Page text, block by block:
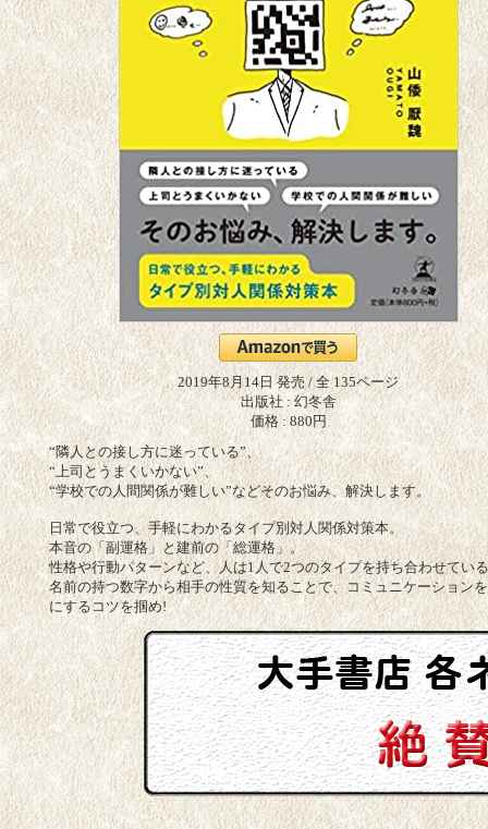
2019年8月14日 発売 / 全 135ページ
出版社 : 幻冬舎
価格 : 880円
“隣人との接し方に迷っている”、
“上司とうまくいかない”、
“学校での人間関係が難しい”などそのお悩み、解決します。
日常で役立つ、手軽にわかるタイプ別対人関係対策本。
本音の「副運格」と建前の「総運格」。
性格や行動パターンなど、人は1人で2つのタイプを持ち合わせてい
名前の持つ数字から相手の性質を知ることで、コミュニケーション
にするコツを掴め!